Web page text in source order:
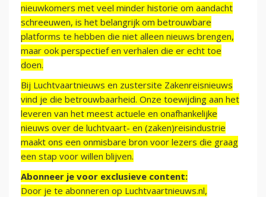
nieuwkomers met veel minder historie om aandacht
schreeuwen, is het belangrijk om betrouwbare
platforms te hebben die niet alleen nieuws brengen,
maar ook perspectief en verhalen die er echt toe
doen.
Bij Luchtvaartnieuws en zustersite Zakenreisnieuws
vind je die betrouwbaarheid. Onze toewijding aan het
leveren van het meest actuele en onafhankelijke
nieuws over de luchtvaart- en (zaken)reisindustrie
maakt ons een onmisbare bron voor lezers die graag
een stap voor willen blijven.
Abonneer je voor exclusieve content:
Door je te abonneren op Luchtvaartnieuws.nl,